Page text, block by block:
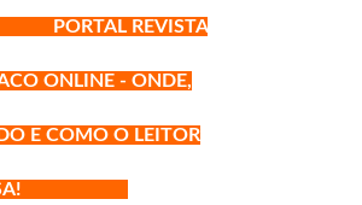
PORTAL REVISTA
ONLINE - ONDE,
E COMO O LEITOR